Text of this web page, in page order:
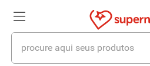
procure aqui seus produtos